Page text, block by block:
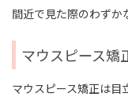
間近で見た際のわずか
マウスピース矯
マウスピース矯正は目